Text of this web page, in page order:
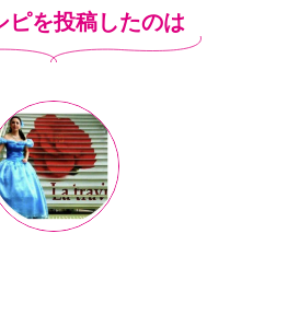
ピを投稿したのは